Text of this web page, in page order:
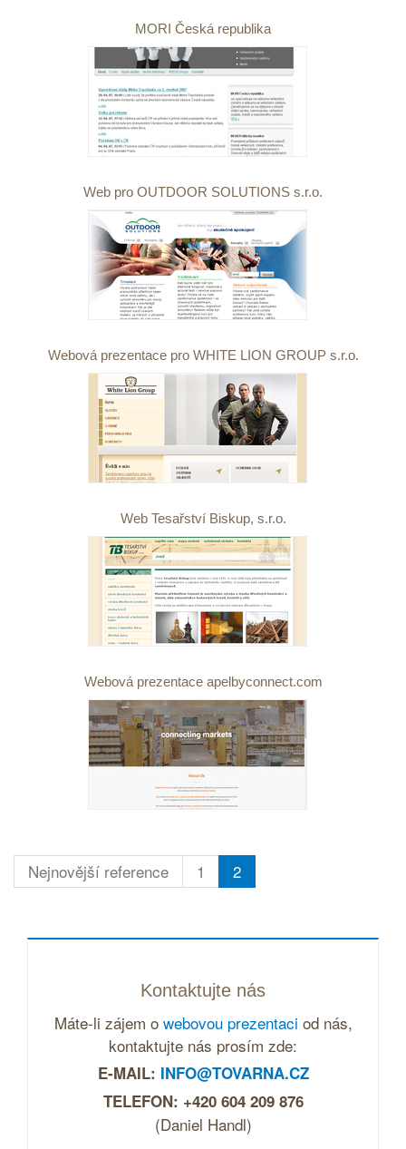
MORI Česká republika
Web pro OUTDOOR SOLUTIONS s.r.o.
Webová prezentace pro WHITE LION GROUP s.r.o.
Web Tesařství Biskup, s.r.o.
Webová prezentace apelbyconnect.com
Nejnovější reference 1 2
Kontaktujte nás
Máte-li zájem o webovou prezentaci od nás,
kontaktujte nás prosím zde:
E-MAIL: INFO@TOVARNA.CZ
TELEFON: +420 604 209 876
(Daniel Handl)